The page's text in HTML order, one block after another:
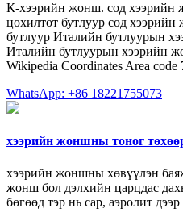
К-хээрийн жонш. сод хээрийн
цохилтот бутлуур сод
бутлуур Италийн бутлуурын
Италийн бутлуурын хээрийн
Wikipedia Coordinates Area code
WhatsApp: +86 18221755073
хээрийн жоншны тоног
хээрийн жоншны хөвүүлэн
жонш бол дэлхийн царцдас
бөгөөд тэр нь сар, аэролит